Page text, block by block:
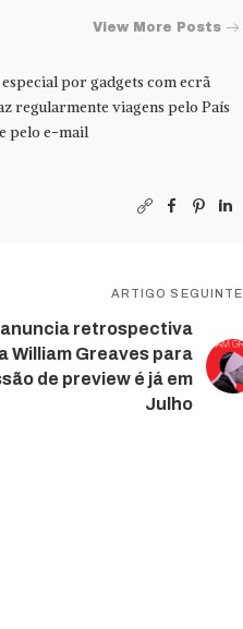
View More Posts
por gadgets com ecrã
regularmente viagens pelo País
pelo e-mail
ARTIGO SEGUINTE
retrospectiva
William Greaves para
de preview é já em
Julho